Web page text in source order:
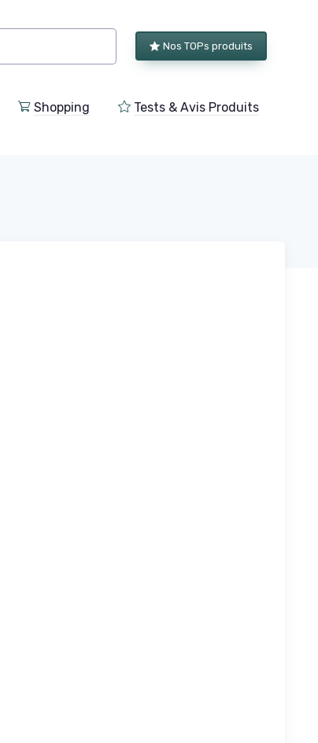
Nos TOPs produits
Shopping Tests & Avis Produits